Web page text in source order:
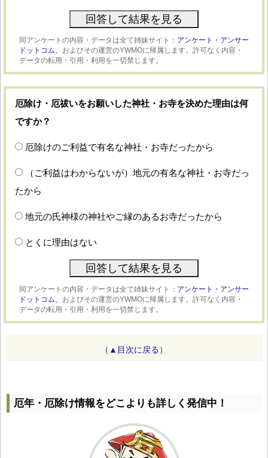
同アンケートの内容・データは全て姉妹サイト： アンケート・アンサー
ドットコム、 およびその運営のYWMOに帰属します。許可なく内容・
データの転用・引用・利用を一切禁じます。
厄除け・厄祓いをお願いした神社・お寺を決めた理由は何
ですか？
厄除けのご利益で有名な神社・お寺だったから
（ご利益はわからないが）地元の有名な神社・お寺だっ
たから
地元の氏神様の神社やご縁のあるお寺だったから
とくに理由はない
同アンケートの内容・データは全て姉妹サイト： アンケート・アンサー
ドットコム、 およびその運営のYWMOに帰属します。許可なく内容・
データの転用・引用・利用を一切禁じます。
（▲目次に戻る）
厄年・厄除け情報をどこよりも詳しく発信中！